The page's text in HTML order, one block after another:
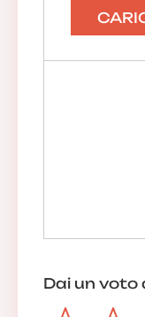
Dai un